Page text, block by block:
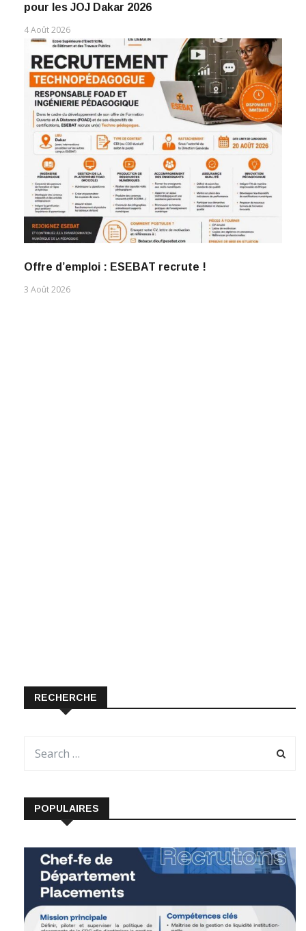
pour les JOJ Dakar 2026
4 Août 2026
Offre d’emploi : ESEBAT recrute !
3 Août 2026
RECHERCHE
POPULAIRES